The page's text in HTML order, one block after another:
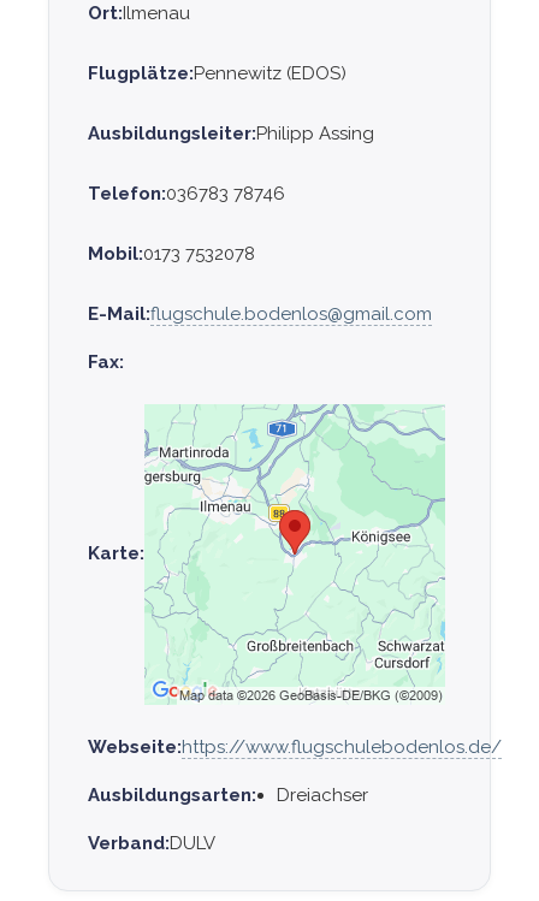
Ort:Ilmenau
Flugplätze:Pennewitz (EDOS)
Ausbildungsleiter:Philipp Assing
Telefon:036783 78746
Mobil:0173 7532078
E-Mail:flugschule.bodenlos@gmail.com
Fax:
Karte:
Webseite:https://www.flugschulebodenlos.de/
Ausbildungsarten: Dreiachser
Verband:DULV